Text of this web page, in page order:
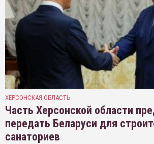
ХЕРСОНСКАЯ ОБЛАСТЬ
Часть Херсонской области
передать Беларуси для
санаториев